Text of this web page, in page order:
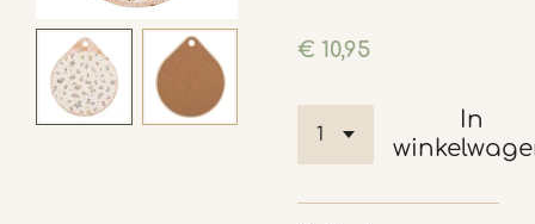
€ 10,95
In